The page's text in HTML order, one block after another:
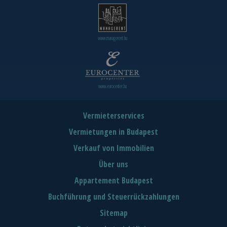
www.managerent.hu
www.eurocenter.hu
Vermieterservices
Vermietungen in Budapest
Verkauf von Immobilien
Über uns
Appartement Budapest
Buchführung und Steuerrückzahlungen
Sitemap